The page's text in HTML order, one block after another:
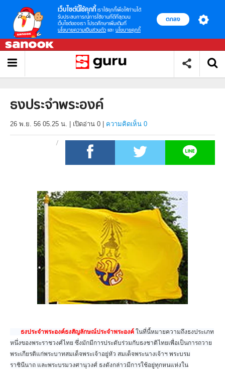
เว็บไซต์นี้ใช้คุกกี้ เราใช้คุกกี้เพื่อให้ท่านได้
รับประสบการณ์การใช้งานที่ดีที่สุดบน
เว็บไซต์ของเรา โปรดศึกษาเพิ่มเติมที่
นโยบายความเป็นส่วนตัว และ นโยบายคุกกี้
ตกลง
ธงประจำพระองค์
26 พ.ย. 56 05.25 น. เปิดอ่าน 0 ความคิดเห็น 0
ธงประจำพระองค์ธงสัญลักษณ์ประจำพระองค์ ในที่นี้หมายความถึงธงประเภท
หนึ่งของพระราชวงศ์ไทย ซึ่งมักมีการประดับร่วมกับธงชาติไทยเพื่อเป็นการถวาย
พระเกียรติแก่พระบาทสมเด็จพระเจ้าอยู่หัว สมเด็จพระนางเจ้าฯ พระบรม
ราชินีนาถ และพระบรมวงศานุวงศ์ ธงดังกล่าวมีการใช้อยู่ทุกหนแห่งใน